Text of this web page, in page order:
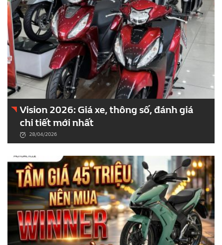
Vision 2026: Giá xe, thông số, đánh giá
chi tiết mới nhất
28/04/2026